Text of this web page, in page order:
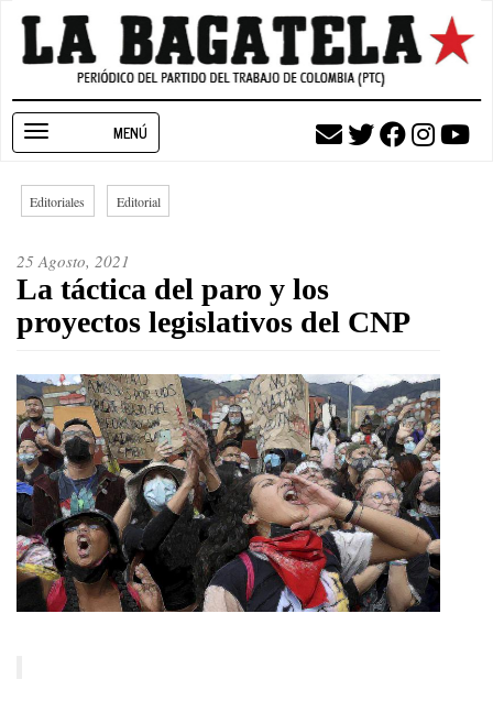
Pasar
contenido
navigation
Editoriales Editorial
25 Agosto, 2021
La táctica del paro y los
proyectos legislativos del CNP